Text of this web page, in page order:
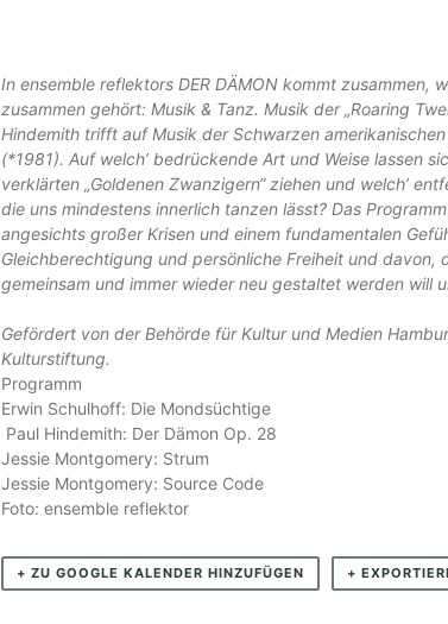
R
D
Ä
M
O
N
-
E
N
S
E
M
B
L
E
In ensemble reflektors DER DÄMON kommt zusammen,
zusammen gehört: Musik & Tanz. Musik der „Roaring
Hindemith trifft auf Musik der Schwarzen
(*1981). Auf welch’ bedrückende Art und Weise lassen
verklärten „Goldenen Zwanzigern“ ziehen und welch’
die uns mindestens innerlich tanzen lässt? Das
angesichts großer Krisen und einem fundamentalen
Gleichberechtigung und persönliche Freiheit und davon,
gemeinsam und immer wieder neu gestaltet werden will
Gefördert von der Behörde für Kultur und Medien
Kulturstiftung.
Programm
Erwin Schulhoff: Die Mondsüchtige
Paul Hindemith: Der Dämon Op. 28
Jessie Montgomery: Strum
Jessie Montgomery: Source Code
Foto: ensemble reflektor
+ ZU GOOGLE KALENDER HINZUFÜGEN +